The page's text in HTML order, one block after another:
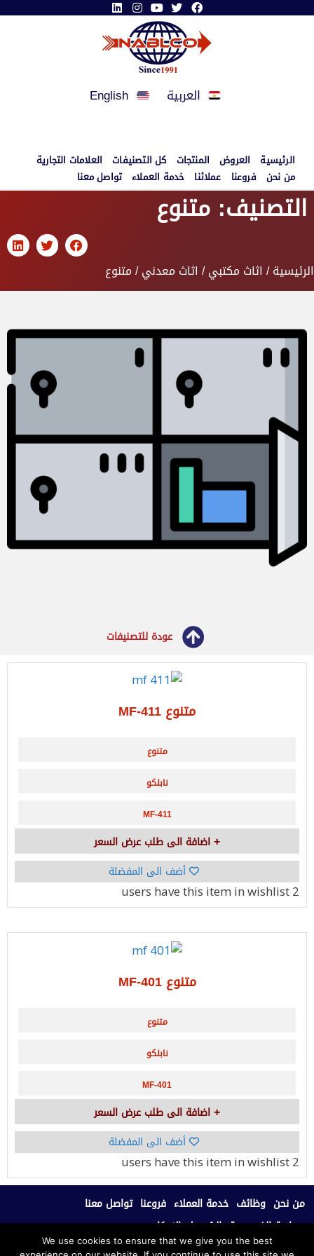
العربية English
الرئيسية العروض المنتجات كل التصنيفات
العلامات التجارية
من نحن فروعنا عملائنا خدمة العملاء تواصل معنا
التصنيف: متنوع
الرئيسية/ اثاث مكتبي/ اثاث معدني/ متنوع
عودة للتصنيفات
متنوع MF-411
متنوع
نابلكو
MF-411
اضافة الى طلب عرض السعر
أضف الى المفضلة
2 users
have this item in wishlist
متنوع MF-401
متنوع
نابلكو
MF-401
اضافة الى طلب عرض السعر
أضف الى المفضلة
2 users
have this item in wishlist
من نحن وظائف خدمة العملاء فروعنا تواصل معنا
سياسة الخصوصية الشروط والاحكام
We use cookies to ensure that we give you the best